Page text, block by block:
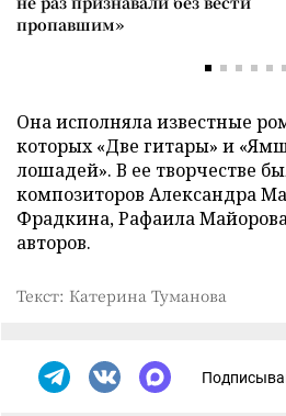
пропавшим»
Она исполняла известные
которых «Две гитары» и
лошадей». В ее творчестве
композиторов Александра
Фрадкина, Рафаила
авторов.
Текст: Катерина Туманова